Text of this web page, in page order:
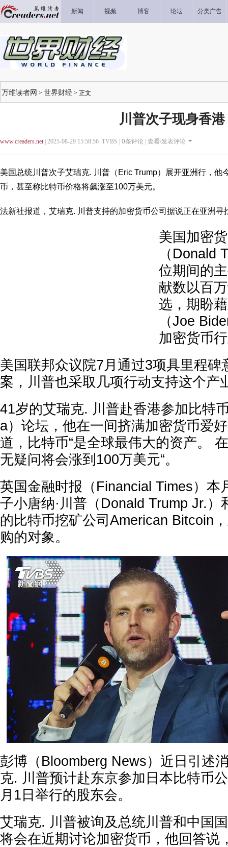
新闻 视频 博客 论坛 分类广告
万维读者网 > 世界财经 > 正文
川普次子现身香港
www.creaders.net| 2025-08-29 15:58:56 TVBS | 0条评论 | 查看/发表评论
美国总统川普次子艾瑞克. 川普（Eric Trump）展开亚洲行，他
币，甚至称比特币价格将飙涨至100万美元。
法新社报道，艾瑞克. 川普支持的加密货币公司据说正在亚洲寻
美国加密
（Donald
位期间的
献数以百
选，期盼
（Joe
加密货币
美国联邦众议院7月通过3项具里程碑
案，川普也采取几项行动支持这个产
41岁的艾瑞克. 川普赴香港参加比特
a）论坛，他在一间挤满加密货币爱
道，比特币“是全球最伟大的资产。
无疑问将会涨到100万美元“。
英国金融时报（Financial Times）本
子小唐纳·川普（Donald Trump Jr.）
的比特币挖矿公司American Bitcoin
购的对象。
彭博（Bloomberg News）近日引述
克. 川普预计赴东京参加日本比特币
月1日举行的股东会。
艾瑞克. 川普被询及总统川普和中国
将会在近期讨论加密货币，他回答说